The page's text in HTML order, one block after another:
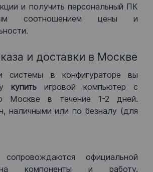
и получить персональный ПК
соотношением цены и
и доставки в Москве
системы в конфигураторе вы
купить игровой компьютер с
Москве в течение 1-2 дней.
наличными или по безналу (для
официальной
на компоненты и работу.